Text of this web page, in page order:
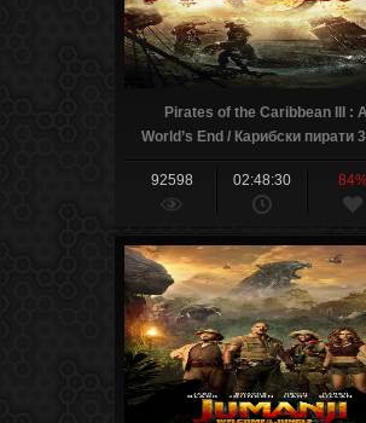
Pirates of the Caribbean III :
World’s End / Карибски пирати
края на света (2007)
92598
02:48:30